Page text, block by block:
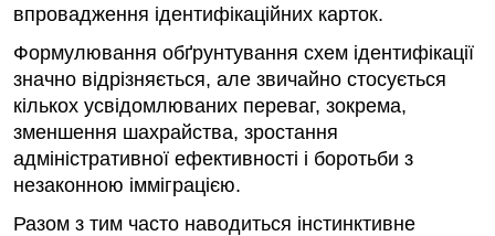
впровадження ідентифікаційних карток.
Формулювання обґрунтування схем ідентифікації
значно відрізняється, але звичайно стосується
кількох усвідомлюваних переваг, зокрема,
зменшення шахрайства, зростання
адміністративної ефективності і боротьби з
незаконною імміграцією.
Разом з тим часто наводиться інстинктивне